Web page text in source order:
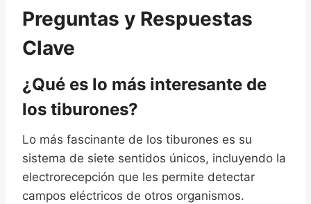
Preguntas y Respuestas
Clave
¿Qué es lo más interesante de
los tiburones?
Lo más fascinante de los tiburones es su
sistema de siete sentidos únicos, incluyendo la
electrorecepción que les permite detectar
campos eléctricos de otros organismos.